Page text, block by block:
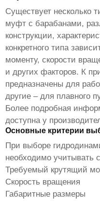
Существует несколько
муфт с барабанами,
конструкции,
конкретного типа
моменту, скорости
и других факторов. К
предназначены для
другие – для плавного
Более подробная
доступна у
Основные критерии
При выборе
необходимо
Требуемый крутящий
Скорость вращения
Габаритные размеры